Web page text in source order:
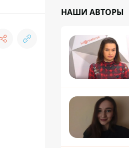
НАШИ АВТОРЫ